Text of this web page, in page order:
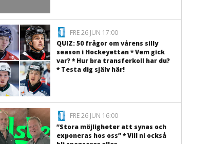
FRE 26 JUN 17:00
QUIZ: 50 frågor om vårens silly
season i Hockeyettan * Vem gick
var? * Hur bra transferkoll har du?
* Testa dig själv här!
FRE 26 JUN 16:00
”Stora möjligheter att synas och
exponeras hos oss” * Vill ni också